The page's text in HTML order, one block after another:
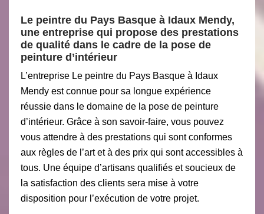
Le peintre du Pays Basque à Idaux Mendy,
une entreprise qui propose des prestations
de qualité dans le cadre de la pose de
peinture d’intérieur
L’entreprise Le peintre du Pays Basque à Idaux
Mendy est connue pour sa longue expérience
réussie dans le domaine de la pose de peinture
d’intérieur. Grâce à son savoir-faire, vous pouvez
vous attendre à des prestations qui sont conformes
aux règles de l’art et à des prix qui sont accessibles à
tous. Une équipe d’artisans qualifiés et soucieux de
la satisfaction des clients sera mise à votre
disposition pour l’exécution de votre projet.